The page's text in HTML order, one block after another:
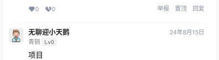
0 0 举报 置顶 回复
无聊迎小天鹅
青铜 Lv0
24年8月15日
项目